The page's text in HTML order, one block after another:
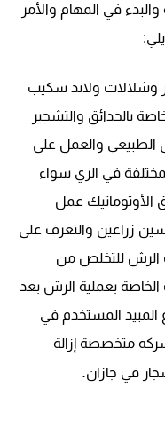
في المهام والأمر
وشلالات ولاند سكيب
بالحدائق والتشجير
الطبيعي والعمل على
في الري سواء
الأوتوماتيك عمل
زراعين والتعرف على
الرش للتخلص من
الخاصة بعملية الرش بعد
المبيد المستخدم في
متخصصة إزالة
في جازان.